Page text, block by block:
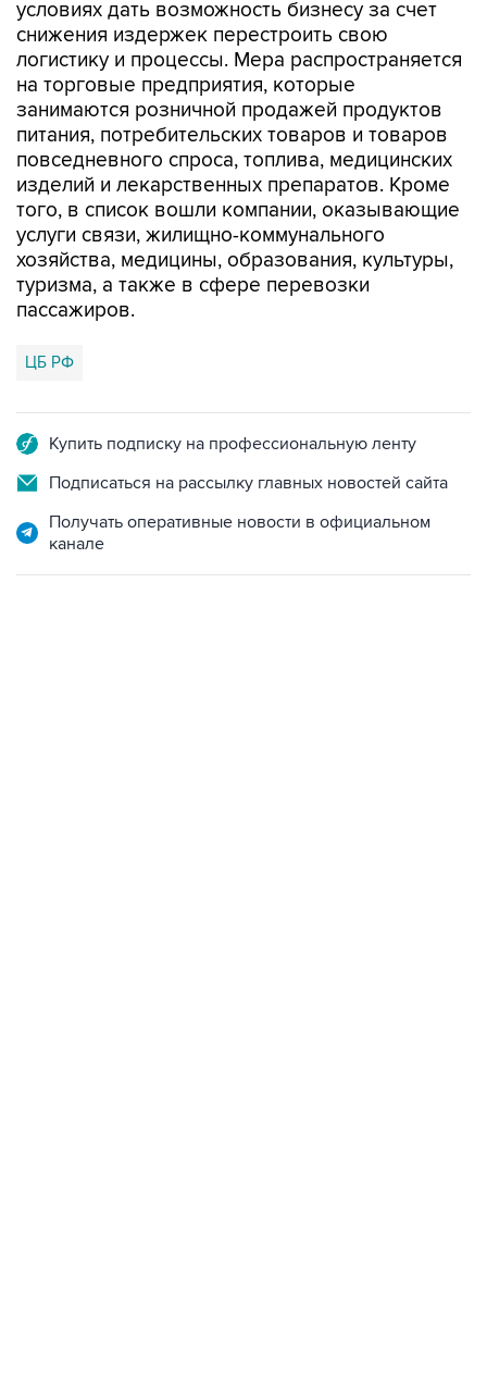
логистику и процессы. Мера распространяется
на торговые предприятия, которые
занимаются розничной продажей продуктов
питания, потребительских товаров и товаров
повседневного спроса, топлива, медицинских
изделий и лекарственных препаратов. Кроме
того, в список вошли компании, оказывающие
услуги связи, жилищно-коммунального
хозяйства, медицины, образования, культуры,
туризма, а также в сфере перевозки
пассажиров.
ЦБ РФ
Подписаться на рассылку главных новостей сайта
Получать оперативные новости в официальном